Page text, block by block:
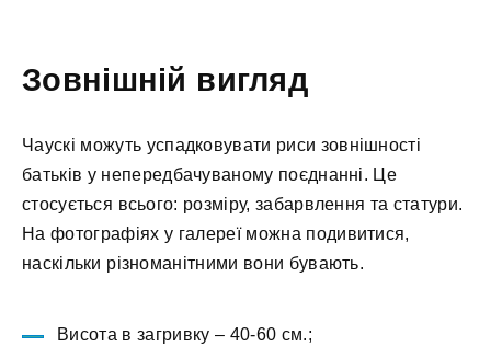
Зовнішній вигляд
Чаускі можуть успадковувати риси зовнішності
батьків у непередбачуваному поєднанні. Це
стосується всього: розміру, забарвлення та статури.
На фотографіях у галереї можна подивитися,
наскільки різноманітними вони бувають.
Висота в загривку – 40-60 см.;